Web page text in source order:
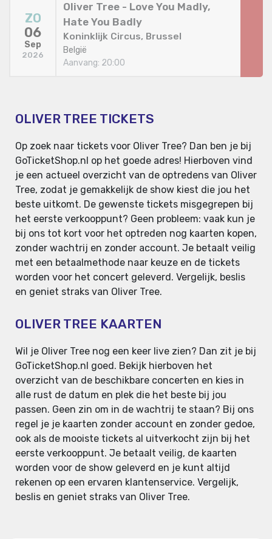
ZO
06
Sep
2026
Oliver Tree - Love You Madly,
Hate You Badly
Koninklijk Circus, Brussel
België
Aanvang: 20:00
OLIVER TREE TICKETS
Op zoek naar tickets voor Oliver Tree? Dan ben je bij
GoTicketShop.nl op het goede adres! Hierboven vind
je een actueel overzicht van de optredens van Oliver
Tree, zodat je gemakkelijk de show kiest die jou het
beste uitkomt. De gewenste tickets misgegrepen bij
het eerste verkooppunt? Geen probleem: vaak kun je
bij ons tot kort voor het optreden nog kaarten kopen,
zonder wachtrij en zonder account. Je betaalt veilig
met een betaalmethode naar keuze en de tickets
worden voor het concert geleverd. Vergelijk, beslis
en geniet straks van Oliver Tree.
OLIVER TREE KAARTEN
Wil je Oliver Tree nog een keer live zien? Dan zit je bij
GoTicketShop.nl goed. Bekijk hierboven het
overzicht van de beschikbare concerten en kies in
alle rust de datum en plek die het beste bij jou
passen. Geen zin om in de wachtrij te staan? Bij ons
regel je je kaarten zonder account en zonder gedoe,
ook als de mooiste tickets al uitverkocht zijn bij het
eerste verkooppunt. Je betaalt veilig, de kaarten
worden voor de show geleverd en je kunt altijd
rekenen op een ervaren klantenservice. Vergelijk,
beslis en geniet straks van Oliver Tree.